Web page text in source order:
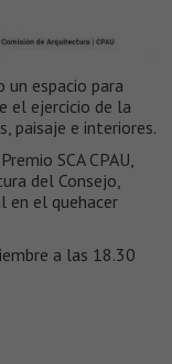
espacio para
el ejercicio de la
paisaje e interiores.
SCA CPAU,
del Consejo,
en el quehacer
a las 18.30